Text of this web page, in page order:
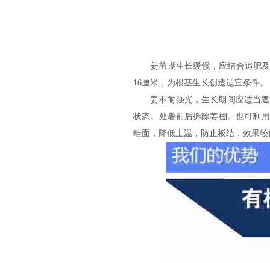
姜苗期生长缓慢，应结合追肥
16厘米，为根茎生长创造适宜条件。
姜不耐强光，生长期间应适当
状态。处暑前后拆除姜棚。也可利
畦面，降低土温，防止板结，效果较